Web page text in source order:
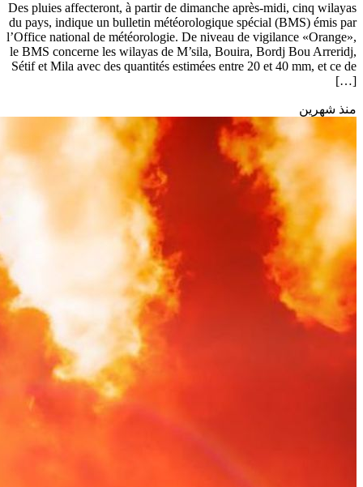
Des pluies affecteront, à partir de dimanche après-midi, cinq wilayas
du pays, indique un bulletin météorologique spécial (BMS) émis par
l’Office national de météorologie. De niveau de vigilance «Orange»,
le BMS concerne les wilayas de M’sila, Bouira, Bordj Bou Arreridj,
Sétif et Mila avec des quantités estimées entre 20 et 40 mm, et ce de
[…]
منذ شهرين